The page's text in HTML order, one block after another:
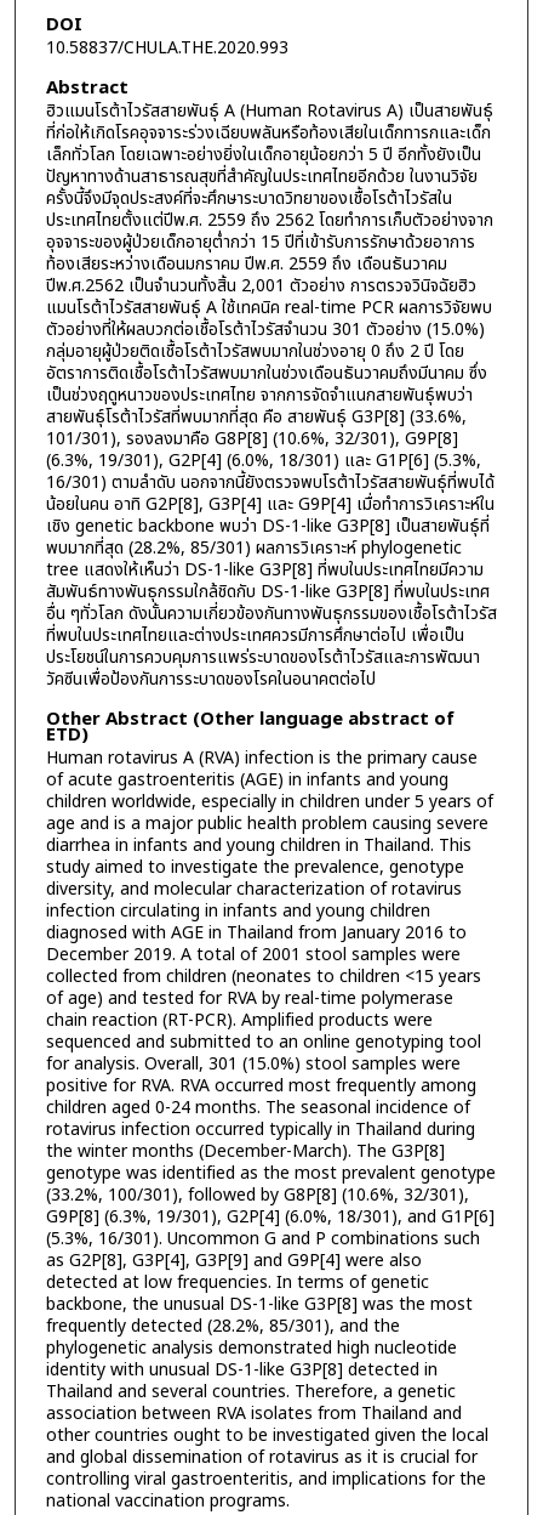
DOI
10.58837/CHULA.THE.2020.993
Abstract
ฮิวแมนโรต้าไวรัสสายพันธุ์ A (Human Rotavirus A) เป็นสายพันธุ์
ที่ก่อให้เกิดโรคอุจจาระร่วงเฉียบพลันหรือท้องเสียในเด็กทารกและเด็ก
เล็กทั่วโลก โดยเฉพาะอย่างยิ่งในเด็กอายุน้อยกว่า 5 ปี อีกทั้งยังเป็น
ปัญหาทางด้านสาธารณสุขที่สำคัญในประเทศไทยอีกด้วย ในงานวิจัย
ครั้งนี้จึงมีจุดประสงค์ที่จะศึกษาระบาดวิทยาของเชื้อโรต้าไวรัสใน
ประเทศไทยตั้งแต่ปีพ.ศ. 2559 ถึง 2562 โดยทำการเก็บตัวอย่างจาก
อุจจาระของผู้ป่วยเด็กอายุต่ำกว่า 15 ปีที่เข้ารับการรักษาด้วยอาการ
ท้องเสียระหว่างเดือนมกราคม ปีพ.ศ. 2559 ถึง เดือนธันวาคม
ปีพ.ศ.2562 เป็นจำนวนทั้งสิ้น 2,001 ตัวอย่าง การตรวจวินิจฉัยฮิว
แมนโรต้าไวรัสสายพันธุ์ A ใช้เทคนิค real-time PCR ผลการวิจัยพบ
ตัวอย่างที่ให้ผลบวกต่อเชื้อโรต้าไวรัสจำนวน 301 ตัวอย่าง (15.0%)
กลุ่มอายุผู้ป่วยติดเชื้อโรต้าไวรัสพบมากในช่วงอายุ 0 ถึง 2 ปี โดย
อัตราการติดเชื้อโรต้าไวรัสพบมากในช่วงเดือนธันวาคมถึงมีนาคม ซึ่ง
เป็นช่วงฤดูหนาวของประเทศไทย จากการจัดจำแนกสายพันธุ์พบว่า
สายพันธุ์โรต้าไวรัสที่พบมากที่สุด คือ สายพันธุ์ G3P[8] (33.6%,
101/301), รองลงมาคือ G8P[8] (10.6%, 32/301), G9P[8]
(6.3%, 19/301), G2P[4] (6.0%, 18/301) และ G1P[6] (5.3%,
16/301) ตามลำดับ นอกจากนี้ยังตรวจพบโรต้าไวรัสสายพันธุ์ที่พบได้
น้อยในคน อาทิ G2P[8], G3P[4] และ G9P[4] เมื่อทำการวิเคราะห์ใน
เชิง genetic backbone พบว่า DS-1-like G3P[8] เป็นสายพันธุ์ที่
พบมากที่สุด (28.2%, 85/301) ผลการวิเคราะห์ phylogenetic
tree แสดงให้เห็นว่า DS-1-like G3P[8] ที่พบในประเทศไทยมีความ
สัมพันธ์ทางพันธุกรรมใกล้ชิดกับ DS-1-like G3P[8] ที่พบในประเทศ
อื่น ๆทั่วโลก ดังนั้นความเกี่ยวข้องกันทางพันธุกรรมของเชื้อโรต้าไวรัส
ที่พบในประเทศไทยและต่างประเทศควรมีการศึกษาต่อไป เพื่อเป็น
ประโยชน์ในการควบคุมการแพร่ระบาดของโรต้าไวรัสและการพัฒนา
วัคซีนเพื่อป้องกันการระบาดของโรคในอนาคตต่อไป
Other Abstract (Other language abstract of
ETD)
Human rotavirus A (RVA) infection is the primary cause
of acute gastroenteritis (AGE) in infants and young
children worldwide, especially in children under 5 years of
age and is a major public health problem causing severe
diarrhea in infants and young children in Thailand. This
study aimed to investigate the prevalence, genotype
diversity, and molecular characterization of rotavirus
infection circulating in infants and young children
diagnosed with AGE in Thailand from January 2016 to
December 2019. A total of 2001 stool samples were
collected from children (neonates to children <15 years
of age) and tested for RVA by real-time polymerase
chain reaction (RT-PCR). Amplified products were
sequenced and submitted to an online genotyping tool
for analysis. Overall, 301 (15.0%) stool samples were
positive for RVA. RVA occurred most frequently among
children aged 0-24 months. The seasonal incidence of
rotavirus infection occurred typically in Thailand during
the winter months (December-March). The G3P[8]
genotype was identified as the most prevalent genotype
(33.2%, 100/301), followed by G8P[8] (10.6%, 32/301),
G9P[8] (6.3%, 19/301), G2P[4] (6.0%, 18/301), and G1P[6]
(5.3%, 16/301). Uncommon G and P combinations such
as G2P[8], G3P[4], G3P[9] and G9P[4] were also
detected at low frequencies. In terms of genetic
backbone, the unusual DS-1-like G3P[8] was the most
frequently detected (28.2%, 85/301), and the
phylogenetic analysis demonstrated high nucleotide
identity with unusual DS-1-like G3P[8] detected in
Thailand and several countries. Therefore, a genetic
association between RVA isolates from Thailand and
other countries ought to be investigated given the local
and global dissemination of rotavirus as it is crucial for
controlling viral gastroenteritis, and implications for the
national vaccination programs.